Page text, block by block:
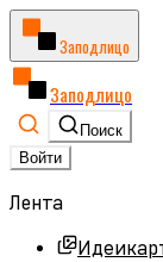
Заподлицо
Заподлицо
Поиск
Войти
Лента
Идеи